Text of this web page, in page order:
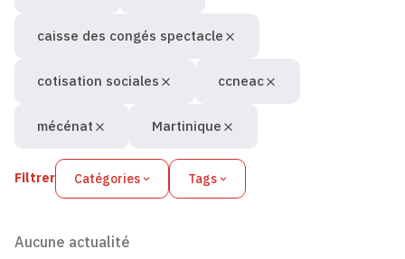
Filtrer Catégories Tags
caisse des congés spectacle
cotisation sociales ccneac
mécénat Martinique
Aucune actualité